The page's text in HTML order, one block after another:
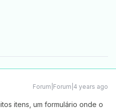
Forum|Forum|4 years ago
itens, um formulário onde o